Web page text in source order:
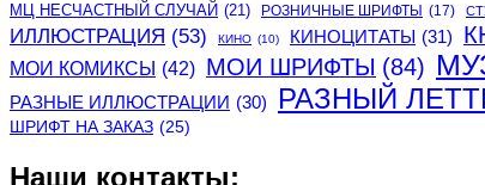
МЦ НЕСЧАСТНЫЙ СЛУЧАЙ (21) РОЗНИЧНЫЕ ШРИФТЫ (17)
ИЛЛЮСТРАЦИЯ (53) КИНО (10) КИНОЦИТАТЫ (31)
МОИ КОМИКСЫ (42) МОИ ШРИФТЫ (84)
РАЗНЫЕ ИЛЛЮСТРАЦИИ (30) РАЗНЫЙ
ШРИФТ НА ЗАКАЗ (25)
Наши контакты: